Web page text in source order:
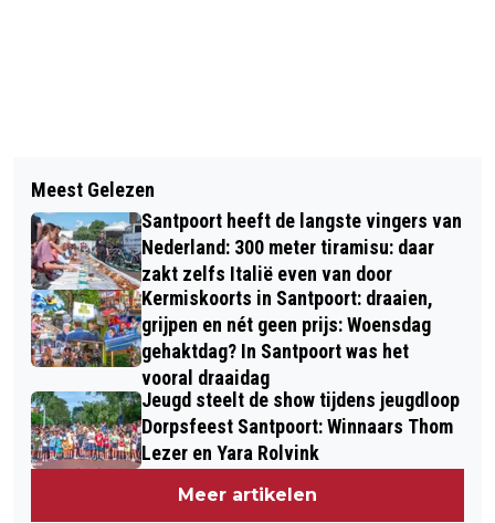
FLORIAN VERWEIJ GEEFT
SOLORECITAL IN GEMEENTEHUIS
BLOEMENDAAL
CIOS HAARLEM HOOFDDORP BEHAALT
VIGNET GEZONDE SCHOOL THEMA
BEWEGEN EN SPORT
Meest Gelezen
Santpoort heeft de langste vingers van
Nederland: 300 meter tiramisu: daar
zakt zelfs Italië even van door
Kermiskoorts in Santpoort: draaien,
grijpen en nét geen prijs: Woensdag
gehaktdag? In Santpoort was het
vooral draaidag
Jeugd steelt de show tijdens jeugdloop
Dorpsfeest Santpoort: Winnaars Thom
Lezer en Yara Rolvink
Meer artikelen